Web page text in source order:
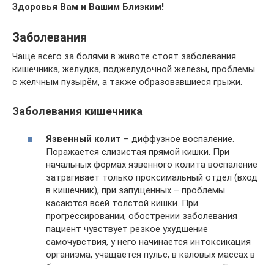
Здоровья Вам и Вашим Близким!
Заболевания
Чаще всего за болями в животе стоят заболевания
кишечника, желудка, поджелудочной железы, проблемы
с желчным пузырём, а также образовавшиеся грыжи.
Заболевания кишечника
Язвенный колит – диффузное воспаление.
Поражается слизистая прямой кишки. При
начальных формах язвенного колита воспаление
затрагивает только проксимальный отдел (вход
в кишечник), при запущенных – проблемы
касаются всей толстой кишки. При
прогрессировании, обострении заболевания
пациент чувствует резкое ухудшение
самочувствия, у него начинается интоксикация
организма, учащается пульс, в каловых массах в